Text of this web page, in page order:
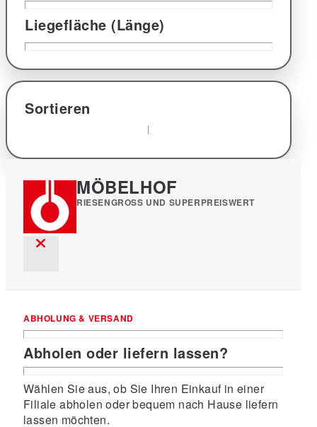
Liegefläche (Länge)
Sortieren
MÖBELHOF
RIESENGROSS UND SUPERPREISWERT
ABHOLUNG & VERSAND
Abholen oder liefern lassen?
Wählen Sie aus, ob Sie Ihren Einkauf in einer
Filiale abholen oder bequem nach Hause liefern
lassen möchten.